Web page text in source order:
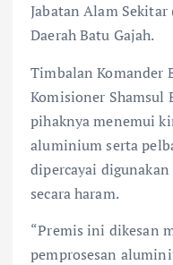
Jabatan Alam Sekitar
Daerah Batu Gajah.
Timbalan Komander
Komisioner Shamsul
pihaknya menemui
aluminium serta
dipercayai
secara haram.
“Premis ini dikesan
pemprosesan